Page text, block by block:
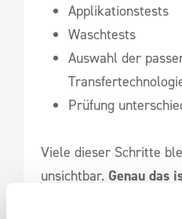
Applikationstests
Waschtests
Auswahl der
Prüfung
Viele dieser Schritte
unsichtbar. Genau das